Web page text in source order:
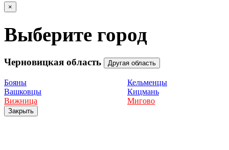
×
Выберите город
Черновицкая область Другая область
Бояны
Вашковцы
Вижница
Кельменцы
Кицмань
Мигово
Закрыть